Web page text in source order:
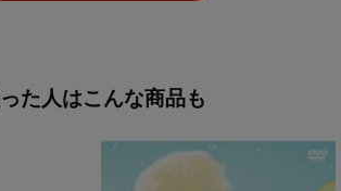
た人はこんな商品も